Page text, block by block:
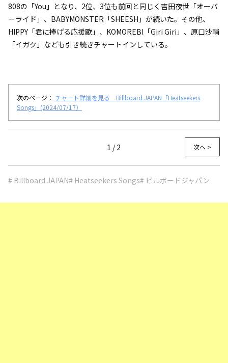
808の「You」となり、2位、3位も前回と同じく吉田夜世「オーバ
ーライド」、BABYMONSTER「SHEESH」が続いた。その他、
HIPPY「君に捧げる応援歌」、KOMOREBI「Giri Giri」、原口沙輔
「イガク」なども引き続きチャートインしている。
次のページ： チャート詳細を見る Billboard JAPAN「Heatseekers
Songs」(2024/07/17）
1 / 2 次へ >
# Billboard JAPAN# Heatseekers Songs# ビルボードジャパン